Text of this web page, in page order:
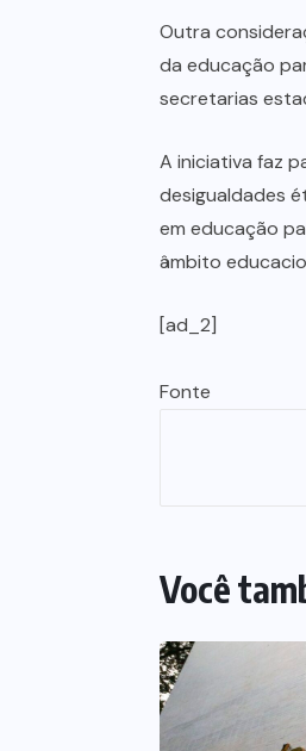
Outra
da educação
secretarias
A iniciativa faz
desigualdades
em educação
âmbito
[ad_2]
Fonte
Você